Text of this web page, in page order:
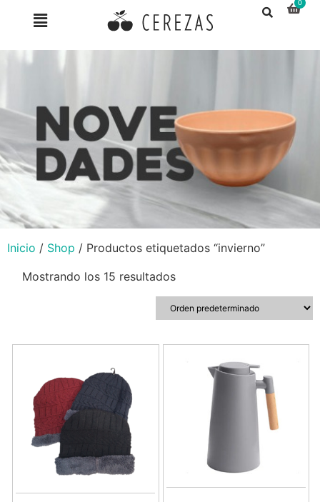
Inicio / Shop / Productos etiquetados “invierno”
Mostrando los 15 resultados